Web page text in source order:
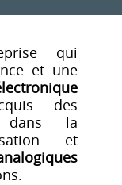
qui
et une
des
dans la
et